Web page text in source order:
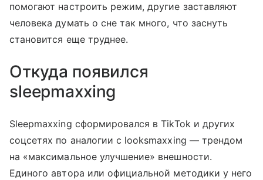
помогают настроить режим, другие заставляют
человека думать о сне так много, что заснуть
становится еще труднее.
Откуда появился
sleepmaxxing
Sleepmaxxing сформировался в TikTok и других
соцсетях по аналогии с looksmaxxing — трендом
на «максимальное улучшение» внешности.
Единого автора или официальной методики у него